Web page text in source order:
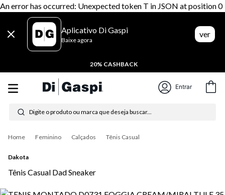
An error has occurred: Unexpected token T in JSON at position 0
Aplicativo Di Gaspi
Baixe agora
ver
20% CASHBACK
Entrar
Digite o produto ou marca que deseja buscar...
Feminino Calçados Tênis Casual
Dakota
Tênis Casual Dad Sneaker
Termos mais buscados
1º tênis feminino